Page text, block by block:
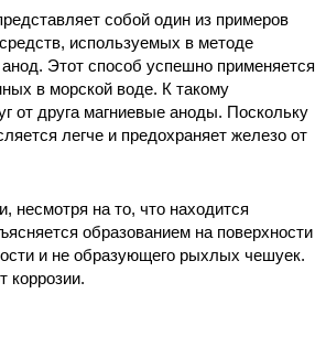
собой один из примеров
используемых в методе
Этот способ успешно применяется
в морской воде. К такому
от друга магниевые аноды. Поскольку
легче и предохраняет железо от
несмотря на то, что находится
образованием на поверхности
и не образующего рыхлых чешуек.
коррозии.